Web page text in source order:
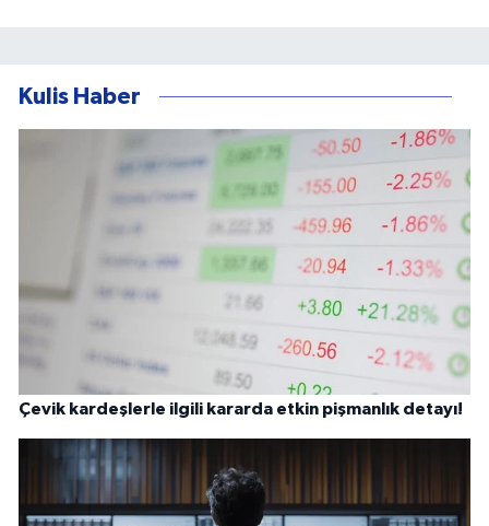
Kulis Haber
Çevik kardeşlerle ilgili kararda etkin pişmanlık detayı!